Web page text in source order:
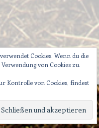
Cookies. Wenn du die
von Cookies zu.
Kontrolle von Cookies, findest